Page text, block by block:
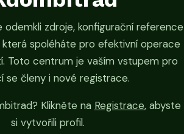
odemkli zdroje, konfigurační reference
která spoléháte pro efektivní operace
Toto centrum je vaším vstupem pro
se členy i nové registrace.
Klikněte na Registrace, abyste
si vytvořili profil.